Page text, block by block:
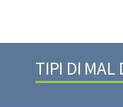
TIPI DI MAL